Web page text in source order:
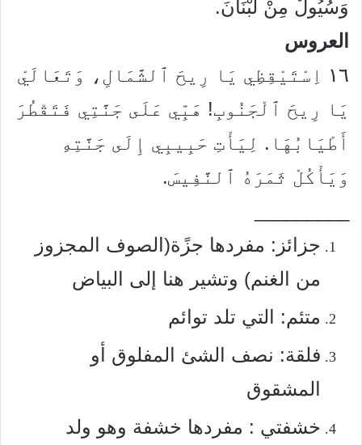
وَسُيُولٌ مِنْ لُبْنَانَ.
العروس
١٦ اِسْتَيْقِظِي يَا رِيحَ ٱلشَّمَالِ، وَتَعَالَيْ
يَا رِيحَ ٱلْجَنُوبِ! هَبِّي عَلَى جَنَّتِي فَتَقْطُرَ
أَطْيَابُهَا. لِيَأْتِ حَبِيبِي إِلَى جَنَّتِهِ
وَيَأْكُلْ ثَمَرَهُ ٱلنَّفِيسَ.
جزائز: مفردها جزًة(الصوف المجزوز
من الغنم) وتشير هنا إلى البياض
متئم: التي تلد توائم
فلقة: نصف الشئ المفلوق أو
المشقوق
خشفتي : مفردها خشفة وهو ولد